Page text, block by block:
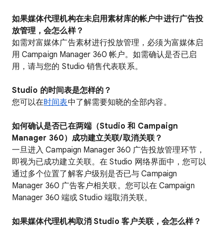
如果媒体代理机构在未启用素材库的帐户中进行广告投
放管理，会怎么样？
如需对富媒体广告素材进行投放管理，必须为富媒体启
用 Campaign Manager 360 帐户。如需确认是否已启
用，请与您的 Studio 销售代表联系。
Studio 的时间表是怎样的？
您可以在时间表中了解需要知晓的全部内容。
如何确认是否已在两端（Studio 和 Campaign
Manager 360）成功建立关联/取消关联？
一旦进入 Campaign Manager 360 广告投放管理环节，
即视为已成功建立关联。在 Studio 网络界面中，您可以
通过多个位置了解客户级别是否已与 Campaign
Manager 360 广告客户相关联。您可以在 Campaign
Manager 360 端或 Studio 端取消关联。
如果媒体代理机构取消 Studio 客户关联，会怎么样？